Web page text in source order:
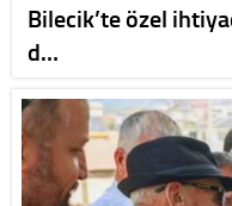
Bilecik’te özel
d…